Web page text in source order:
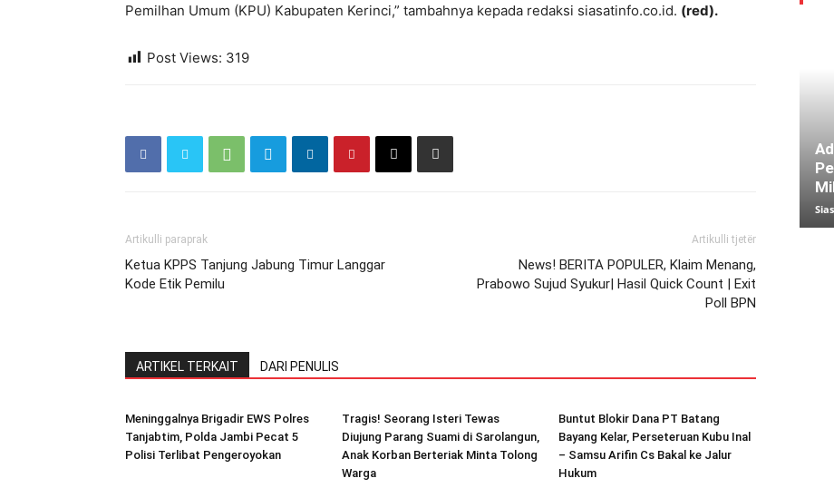
Pemilhan Umum (KPU) Kabupaten Kerinci,” tambahnya kepada redaksi siasatinfo.co.id. (red).
Post Views: 319
Artikulli paraprak
Ketua KPPS Tanjung Jabung Timur Langgar
Kode Etik Pemilu
Artikulli tjetër
News! BERITA POPULER, Klaim Menang,
Prabowo Sujud Syukur| Hasil Quick Count | Exit
Poll BPN
ARTIKEL TERKAIT DARI PENULIS
Meninggalnya Brigadir EWS Polres
Tanjabtim, Polda Jambi Pecat 5
Polisi Terlibat Pengeroyokan
Tragis! Seorang Isteri Tewas
Diujung Parang Suami di Sarolangun,
Anak Korban Berteriak Minta Tolong
Warga
Buntut Blokir Dana PT Batang
Bayang Kelar, Perseteruan Kubu Inal
– Samsu Arifin Cs Bakal ke Jalur
Hukum